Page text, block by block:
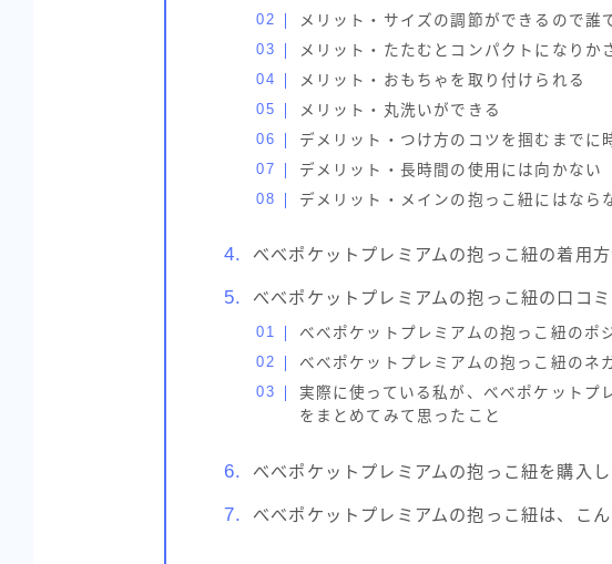
メリット・サイズの調節ができるので誰
メリット・たたむとコンパクトになりか
メリット・おもちゃを取り付けられる
メリット・丸洗いができる
デメリット・つけ方のコツを掴むまでに
デメリット・長時間の使用には向かない
デメリット・メインの抱っこ紐にはなら
べべポケットプレミアムの抱っこ紐の着用
べべポケットプレミアムの抱っこ紐の口コミ
べべポケットプレミアムの抱っこ紐のポ
べべポケットプレミアムの抱っこ紐のネ
実際に使っている私が、べべポケットプ
をまとめてみて思ったこと
べべポケットプレミアムの抱っこ紐を購入
べべポケットプレミアムの抱っこ紐は、こ